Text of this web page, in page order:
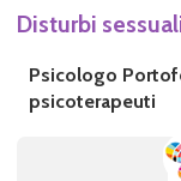
Disturbi
Psicologo
psicoterapeuti